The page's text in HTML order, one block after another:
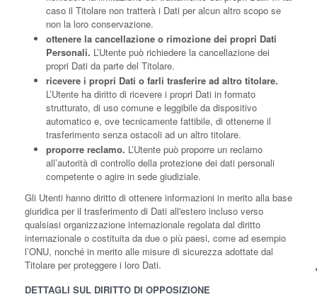
caso il Titolare non tratterà i Dati per alcun altro scopo se
non la loro conservazione.
ottenere la cancellazione o rimozione dei propri Dati
Personali. L’Utente può richiedere la cancellazione dei
propri Dati da parte del Titolare.
ricevere i propri Dati o farli trasferire ad altro titolare.
L’Utente ha diritto di ricevere i propri Dati in formato
strutturato, di uso comune e leggibile da dispositivo
automatico e, ove tecnicamente fattibile, di ottenerne il
trasferimento senza ostacoli ad un altro titolare.
proporre reclamo. L’Utente può proporre un reclamo
all’autorità di controllo della protezione dei dati personali
competente o agire in sede giudiziale.
Gli Utenti hanno diritto di ottenere informazioni in merito alla base
giuridica per il trasferimento di Dati all'estero incluso verso
qualsiasi organizzazione internazionale regolata dal diritto
internazionale o costituita da due o più paesi, come ad esempio
l’ONU, nonché in merito alle misure di sicurezza adottate dal
Titolare per proteggere i loro Dati.
DETTAGLI SUL DIRITTO DI OPPOSIZIONE